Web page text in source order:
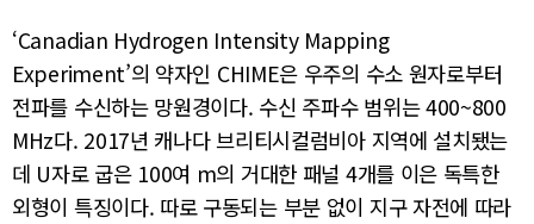
‘Canadian Hydrogen Intensity Mapping
Experiment’의 약자인 CHIME은 우주의 수소 원자로부터
전파를 수신하는 망원경이다. 수신 주파수 범위는 400~800
MHz다. 2017년 캐나다 브리티시컬럼비아 지역에 설치됐는
데 U자로 굽은 100여 m의 거대한 패널 4개를 이은 독특한
외형이 특징이다. 따로 구동되는 부분 없이 지구 자전에 따라